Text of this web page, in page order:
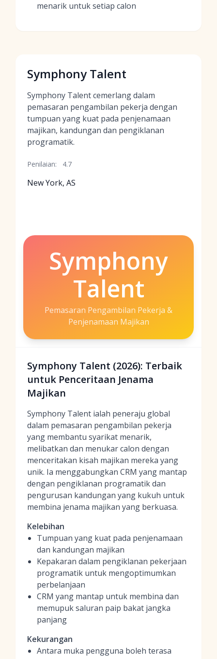
menarik untuk setiap calon
Symphony Talent
Symphony Talent cemerlang dalam
pemasaran pengambilan pekerja dengan
tumpuan yang kuat pada penjenamaan
majikan, kandungan dan pengiklanan
programatik.
Penilaian: 4.7
New York, AS
Symphony
Talent
Pemasaran Pengambilan Pekerja &
Penjenamaan Majikan
Symphony Talent (2026): Terbaik
untuk Penceritaan Jenama
Majikan
Symphony Talent ialah peneraju global
dalam pemasaran pengambilan pekerja
yang membantu syarikat menarik,
melibatkan dan menukar calon dengan
menceritakan kisah majikan mereka yang
unik. Ia menggabungkan CRM yang mantap
dengan pengiklanan programatik dan
pengurusan kandungan yang kukuh untuk
membina jenama majikan yang berkuasa.
Kelebihan
Tumpuan yang kuat pada penjenamaan
dan kandungan majikan
Kepakaran dalam pengiklanan pekerjaan
programatik untuk mengoptimumkan
perbelanjaan
CRM yang mantap untuk membina dan
memupuk saluran paip bakat jangka
panjang
Kekurangan
Antara muka pengguna boleh terasa